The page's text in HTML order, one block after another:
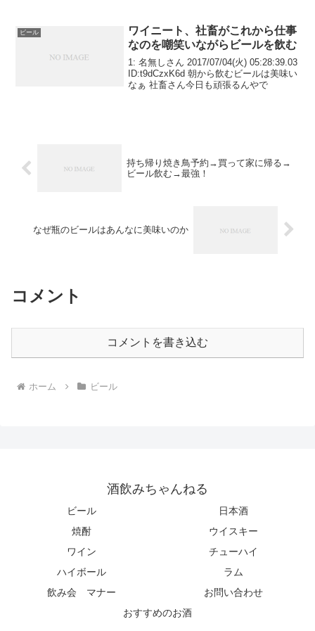
ビール
ワイニート、社畜がこれから仕事
なのを嘲笑いながらビールを飲む
1: 名無しさん 2017/07/04(火) 05:28:39.03
ID:t9dCzxK6d 朝から飲むビールは美味い
なぁ 社畜さん今日も頑張るんやで
持ち帰り焼き鳥予約→買って家に帰る→
ビール飲む→最強！
なぜ瓶のビールはあんなに美味いのか
コメント
コメントを書き込む
ホーム ビール
酒飲みちゃんねる
ビール
日本酒
焼酎
ウイスキー
ワイン
チューハイ
ハイボール
ラム
飲み会 マナー
お問い合わせ
おすすめのお酒